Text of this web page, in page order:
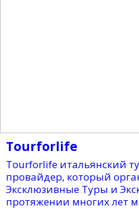
Tourforlife
Tourforlife итальянский
провайдер, который
Эксклюзивные Туры и
протяжении многих лет